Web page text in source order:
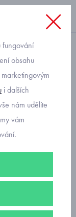
fungování
obsahu
i dalších
nám udělíte
vám